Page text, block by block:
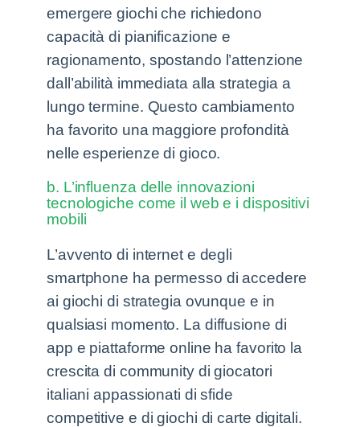
emergere giochi che richiedono
capacità di pianificazione e
ragionamento, spostando l’attenzione
dall’abilità immediata alla strategia a
lungo termine. Questo cambiamento
ha favorito una maggiore profondità
nelle esperienze di gioco.
b. L’influenza delle innovazioni
tecnologiche come il web e i dispositivi
mobili
L’avvento di internet e degli
smartphone ha permesso di accedere
ai giochi di strategia ovunque e in
qualsiasi momento. La diffusione di
app e piattaforme online ha favorito la
crescita di community di giocatori
italiani appassionati di sfide
competitive e di giochi di carte digitali.